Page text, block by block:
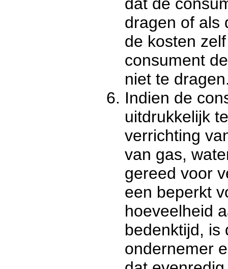
dragen of als
de kosten
consument
niet te
Indien de
uitdrukkelijk
verrichting
van gas,
gereed voor
een beperkt
hoeveelheid
bedenktijd, is
ondernemer